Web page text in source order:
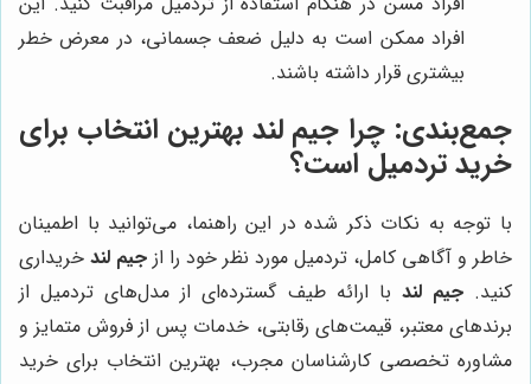
افراد ممکن است به دلیل ضعف جسمانی، در معرض خطر
بیشتری قرار داشته باشند.
جمع‌بندی: چرا جیم لند بهترین انتخاب برای
خرید تردمیل است؟
با توجه به نکات ذکر شده در این راهنما، می‌توانید با اطمینان
خاطر و آگاهی کامل، تردمیل مورد نظر خود را از جیم لند خریداری
کنید.جیم لند با ارائه طیف گسترده‌ای از مدل‌های تردمیل از
برندهای معتبر، قیمت‌های رقابتی، خدمات پس از فروش متمایز و
مشاوره تخصصی کارشناسان مجرب، بهترین انتخاب برای خرید